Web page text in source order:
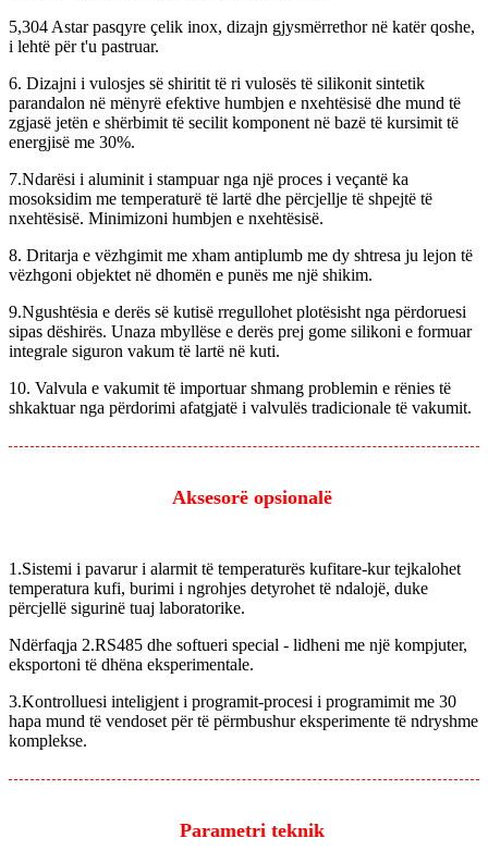
5,304 Astar pasqyre çelik inox, dizajn gjysmërrethor në katër qoshe,
i lehtë për t'u pastruar.
6. Dizajni i vulosjes së shiritit të ri vulosës të silikonit sintetik
parandalon në mënyrë efektive humbjen e nxehtësisë dhe mund të
zgjasë jetën e shërbimit të secilit komponent në bazë të kursimit të
energjisë me 30%.
7.Ndarësi i aluminit i stampuar nga një proces i veçantë ka
mosoksidim me temperaturë të lartë dhe përcjellje të shpejtë të
nxehtësisë. Minimizoni humbjen e nxehtësisë.
8. Dritarja e vëzhgimit me xham antiplumb me dy shtresa ju lejon të
vëzhgoni objektet në dhomën e punës me një shikim.
9.Ngushtësia e derës së kutisë rregullohet plotësisht nga përdoruesi
sipas dëshirës. Unaza mbyllëse e derës prej gome silikoni e formuar
integrale siguron vakum të lartë në kuti.
10. Valvula e vakumit të importuar shmang problemin e rënies të
shkaktuar nga përdorimi afatgjatë i valvulës tradicionale të vakumit.
Aksesorë opsionalë
1.Sistemi i pavarur i alarmit të temperaturës kufitare-kur tejkalohet
temperatura kufi, burimi i ngrohjes detyrohet të ndalojë, duke
përcjellë sigurinë tuaj laboratorike.
Ndërfaqja 2.RS485 dhe softueri special - lidheni me një kompjuter,
eksportoni të dhëna eksperimentale.
3.Kontrolluesi inteligjent i programit-procesi i programimit me 30
hapa mund të vendoset për të përmbushur eksperimente të ndryshme
komplekse.
Parametri teknik